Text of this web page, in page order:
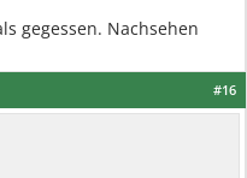
gegessen. Nachsehen
#16